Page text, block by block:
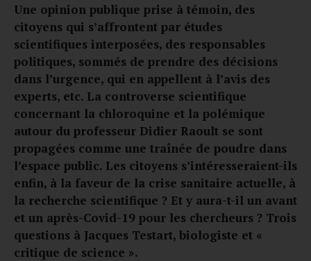
Une opinion publique prise à témoin, des
citoyens qui s’affrontent par études
scientifiques interposées, des responsables
politiques, sommés de prendre des décisions
dans l’urgence, qui en appellent à l’avis des
experts, etc. La controverse scientifique
concernant la chloroquine et la polémique
autour du professeur Didier Raoult se sont
propagées comme une traînée de poudre dans
l’espace public. Les citoyens s’intéresseraient-ils
enfin, à la faveur de la crise sanitaire actuelle, à
la recherche scientifique ? Et y aura-t-il un avant
et un après-Covid-19 pour les chercheurs ? Trois
questions à Jacques Testart, biologiste et «
critique de science ».